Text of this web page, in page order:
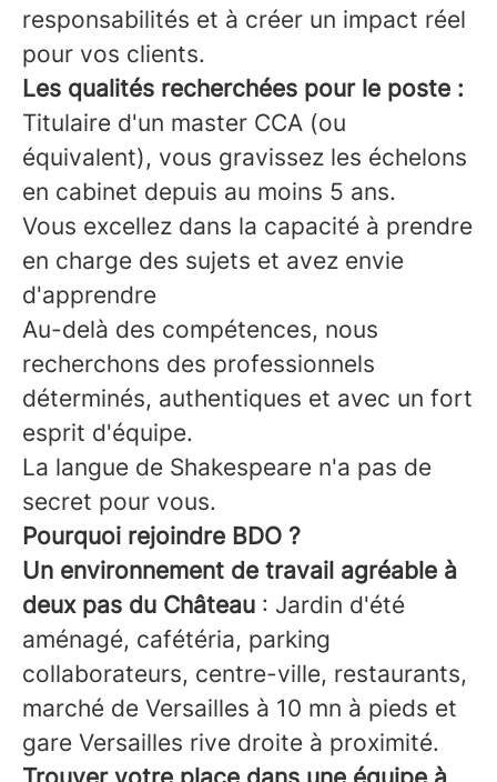
responsabilités et à créer un impact réel
pour vos clients.
Les qualités recherchées pour le poste :
Titulaire d'un master CCA (ou
équivalent), vous gravissez les échelons
en cabinet depuis au moins 5 ans.
Vous excellez dans la capacité à prendre
en charge des sujets et avez envie
d'apprendre
Au-delà des compétences, nous
recherchons des professionnels
déterminés, authentiques et avec un fort
esprit d'équipe.
La langue de Shakespeare n'a pas de
secret pour vous.
Pourquoi rejoindre BDO ?
Un environnement de travail agréable à
deux pas du Château : Jardin d'été
aménagé, cafétéria, parking
collaborateurs, centre-ville, restaurants,
marché de Versailles à 10 mn à pieds et
gare Versailles rive droite à proximité.